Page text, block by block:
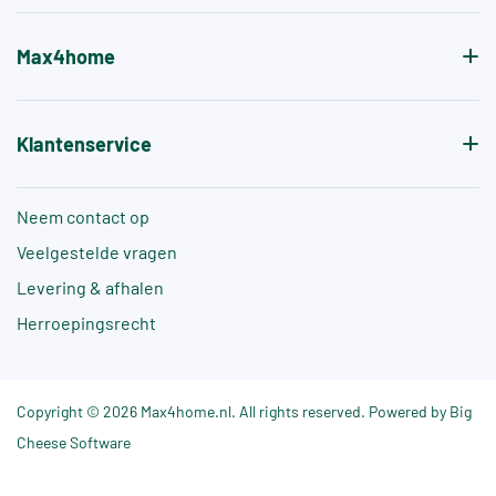
Max4home
Klantenservice
Neem contact op
Veelgestelde vragen
Levering & afhalen
Herroepingsrecht
Copyright © 2026 Max4home.nl. All rights reserved. Powered by Big
Cheese Software